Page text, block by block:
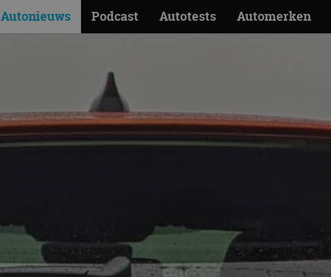
Autonieuws Podcast Autotests Automerken